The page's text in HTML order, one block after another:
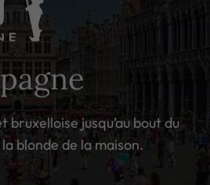
jusqu’au bout du
blonde de la maison.